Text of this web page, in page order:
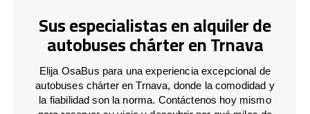
Sus especialistas en alquiler de
autobuses chárter en Trnava
Elija OsaBus para una experiencia excepcional de
autobuses chárter en Trnava, donde la comodidad y
la fiabilidad son la norma. Contáctenos hoy mismo